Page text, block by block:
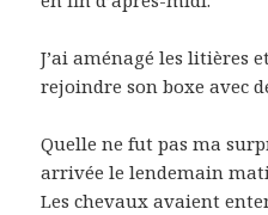
J’ai aménagé les litières
rejoindre son boxe avec
Quelle ne fut pas ma
arrivée le lendemain
Les chevaux avaient